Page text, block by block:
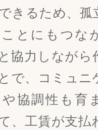
きるため、孤
とにもつな
協力しながら
で、コミュニ
協調性も育
、工賃が支払